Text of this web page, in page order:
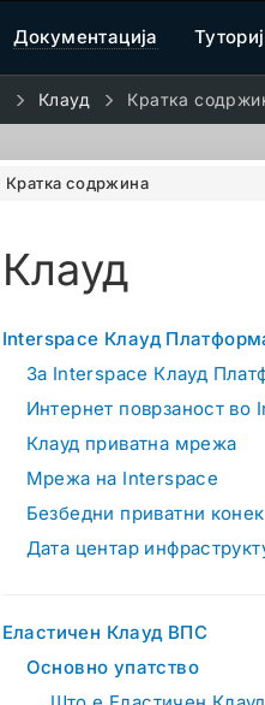
Документација
Клауд Кратка
Кратка содржина
Клауд
Interspace Клауд
За Interspace Клауд
Интернет поврзаност во
Клауд приватна мрежа
Мрежа на Interspace
Безбедни приватни
Дата центар
Еластичен Клауд ВПС
Основно упатство